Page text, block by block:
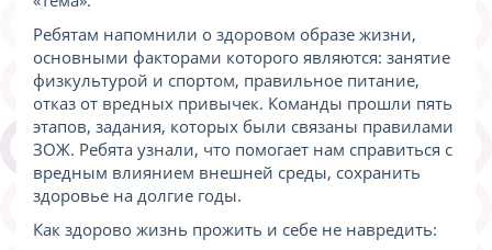
Ребятам напомнили о здоровом образе жизни,
основными факторами которого являются: занятие
физкультурой и спортом, правильное питание,
отказ от вредных привычек. Команды прошли пять
этапов, задания, которых были связаны правилами
ЗОЖ. Ребята узнали, что помогает нам справиться с
вредным влиянием внешней среды, сохранить
здоровье на долгие годы.
Как здорово жизнь прожить и себе не навредить: